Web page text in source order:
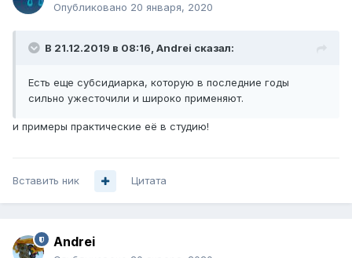
Опубликовано 20 января, 2020
В 21.12.2019 в 08:16, Andrei сказал:
Есть еще субсидиарка, которую в последние годы
сильно ужесточили и широко применяют.
и примеры практические её в студию!
Вставить ник Цитата
Andrei